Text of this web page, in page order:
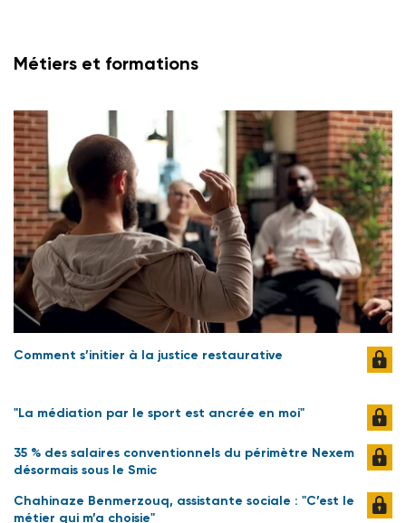
Métiers et formations
Comment s’initier à la justice restaurative
"La médiation par le sport est ancrée en moi"
35 % des salaires conventionnels du périmètre Nexem
désormais sous le Smic
Chahinaze Benmerzouq, assistante sociale : "C’est le
métier qui m’a choisie"